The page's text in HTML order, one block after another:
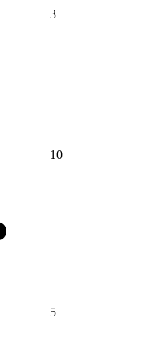
3
10
5